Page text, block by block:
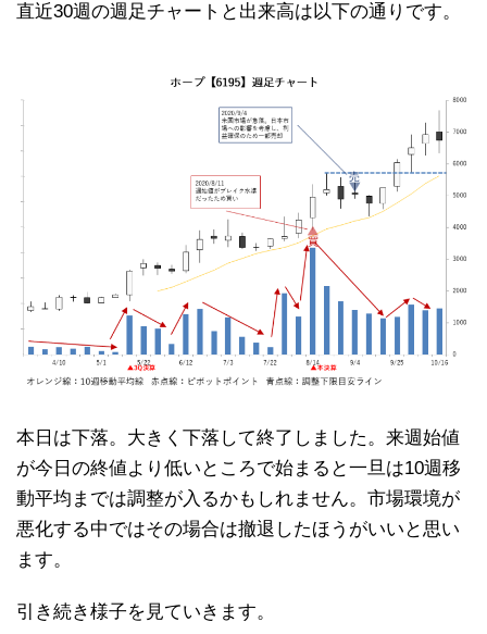
直近30週の週足チャートと出来高は以下の通りです。
本日は下落。大きく下落して終了しました。来週始値
が今日の終値より低いところで始まると一旦は10週移
動平均までは調整が入るかもしれません。市場環境が
悪化する中ではその場合は撤退したほうがいいと思い
ます。
引き続き様子を見ていきます。